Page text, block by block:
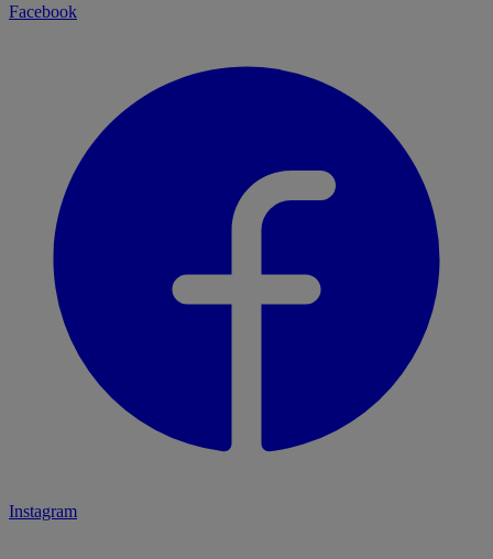
Facebook
Instagram